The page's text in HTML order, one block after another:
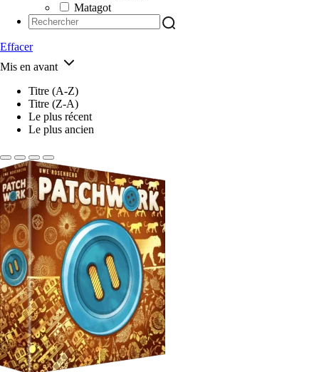
Matagot
Effacer
Mis en avant
Titre (A-Z)
Titre (Z-A)
Le plus récent
Le plus ancien